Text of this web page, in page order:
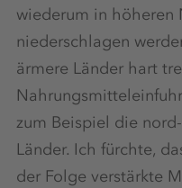
wiederum in höheren
niederschlagen
ärmere Länder hart
zum Beispiel die
Länder. Ich fürchte,
der Folge verstärkte